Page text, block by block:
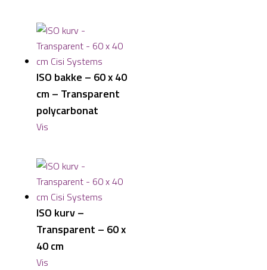
ISO bakke – 60 x 40
cm – Transparent
polycarbonat
Vis
ISO kurv –
Transparent – 60 x
40 cm
Vis